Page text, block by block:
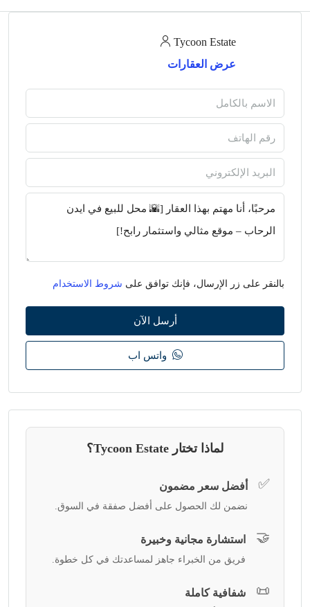
Tycoon Estate
عرض العقارات
بالنقر على زر الإرسال، فإنك توافق على شروط الاستخدام
أرسل الآن
واتس اب
لماذا تختار Tycoon Estate؟
✅ أفضل سعر مضمون
نضمن لك الحصول على أفضل صفقة في السوق.
🤝 استشارة مجانية وخبيرة
فريق من الخبراء جاهز لمساعدتك في كل خطوة.
📜 شفافية كاملة